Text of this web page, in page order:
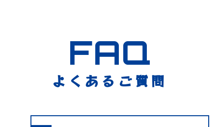
FAQ
よくあるご質問